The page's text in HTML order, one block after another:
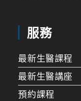
服務
最新生醫課程
最新生醫講座
預約課程